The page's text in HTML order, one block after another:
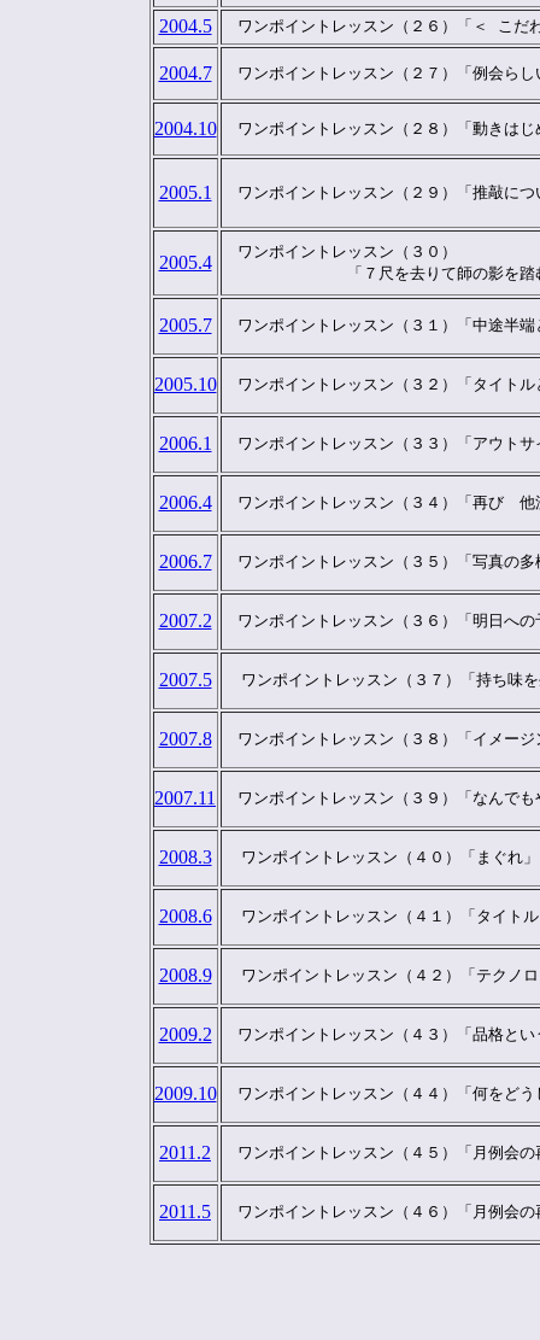
2004.5 ワンポイントレッスン（２６）「＜ こだ
2004.7 ワンポイントレッスン（２７）「例会らし
2004.10 ワンポイントレッスン（２８）「動きはじ
2005.1 ワンポイントレッスン（２９）「推敲につ
2005.4
ワンポイントレッスン（３０）
「７尺を去りて師の影を踏む
2005.7 ワンポイントレッスン（３１）「中途半端
2005.10 ワンポイントレッスン（３２）「タイトル
2006.1 ワンポイントレッスン（３３）「アウトサ
2006.4 ワンポイントレッスン（３４）「再び　他
2006.7 ワンポイントレッスン（３５）「写真の多
2007.2 ワンポイントレッスン（３６）「明日への
2007.5
ワンポイントレッスン（３７）「持ち味
2007.8 ワンポイントレッスン（３８）「イメージ
2007.11 ワンポイントレッスン（３９）「なんでも
2008.3
  ワンポイントレッスン（４０）「まぐれ」
2008.6
ワンポイントレッスン（４１）「タイト
2008.9
ワンポイントレッスン（４２）「テクノ
2009.2 ワンポイントレッスン（４３）「品格とい
2009.10 ワンポイントレッスン（４４）「何をどう
2011.2 ワンポイントレッスン（４５）「月例会の
2011.5 ワンポイントレッスン（４６）「月例会の